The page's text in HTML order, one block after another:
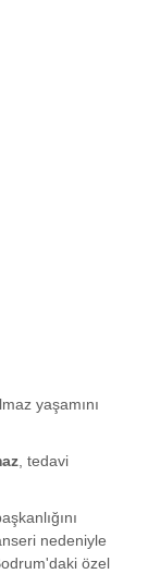
yaşamını
, tedavi
nedeniyle
özel